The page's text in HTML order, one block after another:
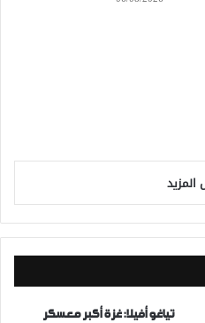
المزيد
تياغو أفيلا: غزة أكبر معسكر